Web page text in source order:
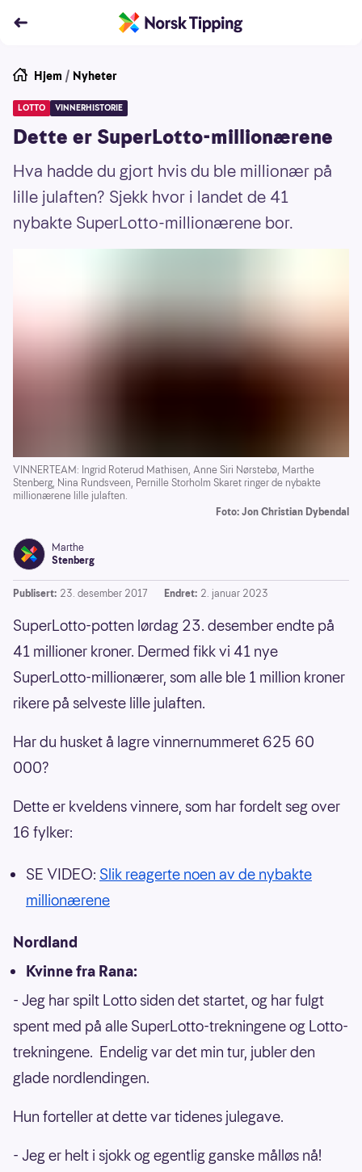
Hjem / Nyheter
LOTTO VINNERHISTORIE
Dette er SuperLotto-millionærene
Hva hadde du gjort hvis du ble millionær på
lille julaften? Sjekk hvor i landet de 41
nybakte SuperLotto-millionærene bor.
VINNERTEAM: Ingrid Roterud Mathisen, Anne Siri Nørstebø, Marthe
Stenberg, Nina Rundsveen, Pernille Storholm Skaret ringer de nybakte
millionærene lille julaften.
Foto: Jon Christian Dybendal
Marthe
Stenberg
Publisert: 23. desember 2017 Endret: 2. januar 2023
SuperLotto-potten lørdag 23. desember endte på
41 millioner kroner. Dermed fikk vi 41 nye
SuperLotto-millionærer, som alle ble 1 million kroner
rikere på selveste lille julaften.
Har du husket å lagre vinnernummeret 625 60
000?
Dette er kveldens vinnere, som har fordelt seg over
16 fylker:
SE VIDEO: Slik reagerte noen av de nybakte
millionærene
Nordland
Kvinne fra Rana:
- Jeg har spilt Lotto siden det startet, og har fulgt
spent med på alle SuperLotto-trekningene og Lotto-
trekningene. Endelig var det min tur, jubler den
glade nordlendingen.
Hun forteller at dette var tidenes julegave.
- Jeg er helt i sjokk og egentlig ganske målløs nå!